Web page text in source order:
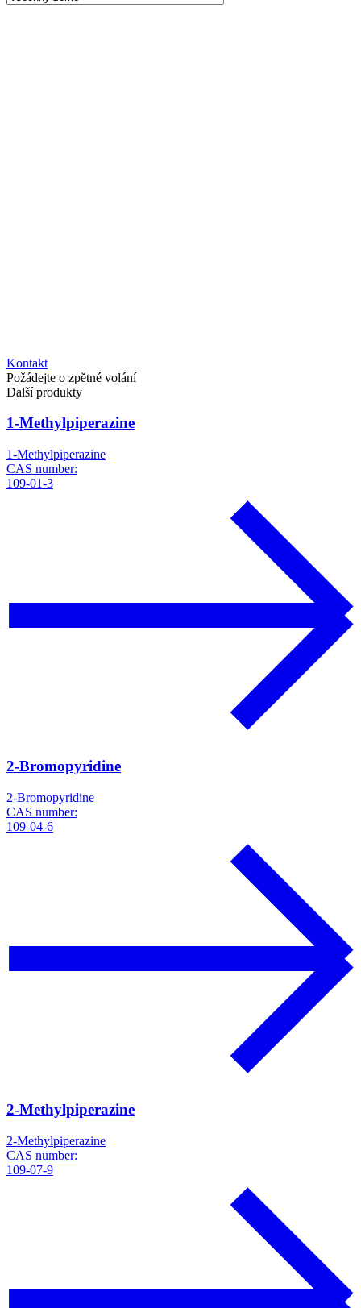
Kontakt
Požádejte o zpětné volání
Další produkty
1-Methylpiperazine
1-Methylpiperazine
CAS number:
109-01-3
2-Bromopyridine
2-Bromopyridine
CAS number:
109-04-6
2-Methylpiperazine
2-Methylpiperazine
CAS number:
109-07-9